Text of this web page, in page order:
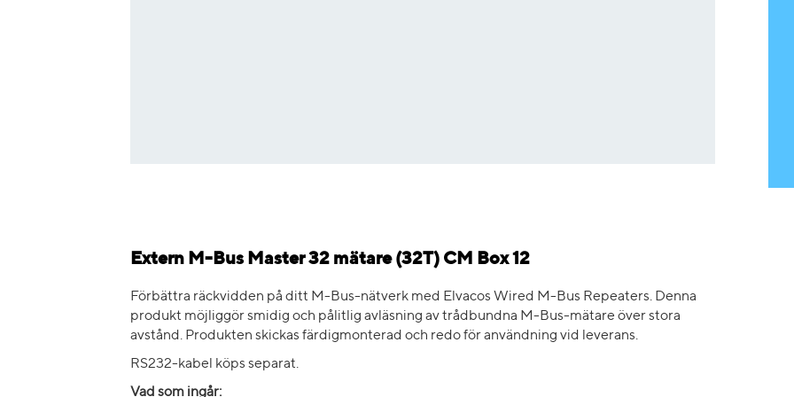
Extern M-Bus Master 32 mätare (32T) CM Box 12
Förbättra räckvidden på ditt M-Bus-nätverk med Elvacos Wired M-Bus Repeaters. Denna
produkt möjliggör smidig och pålitlig avläsning av trådbundna M-Bus-mätare över stora
avstånd. Produkten skickas färdigmonterad och redo för användning vid leverans.
RS232-kabel köps separat.
Vad som ingår: